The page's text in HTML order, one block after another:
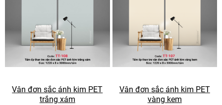
Vân đơn sắc ánh kim PET
trắng xám
Vân đơn sắc ánh kim PET
vàng kem